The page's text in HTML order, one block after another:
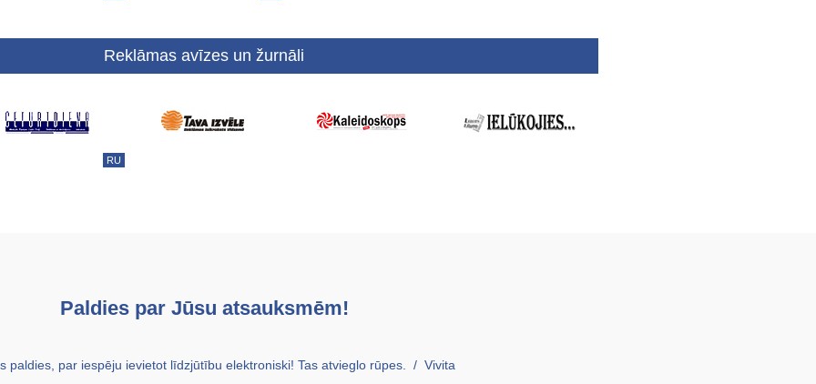
Reklāmas avīzes un žurnāli
RU
Paldies par Jūsu atsauksmēm!
paldies, par iespēju ievietot līdzjūtību elektroniski! Tas atvieglo rūpes. / Vivita